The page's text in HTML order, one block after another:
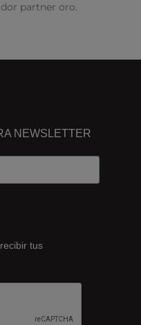
partner oro.
NEWSLETTER
tus